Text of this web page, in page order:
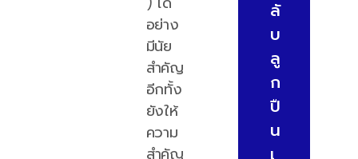
อย่าง
มีนัย
สำคัญ
อีกทั้ง
ยังให้
ความ
สำคัญ
ลั
บ
ลู
ก
ปื
น
เ